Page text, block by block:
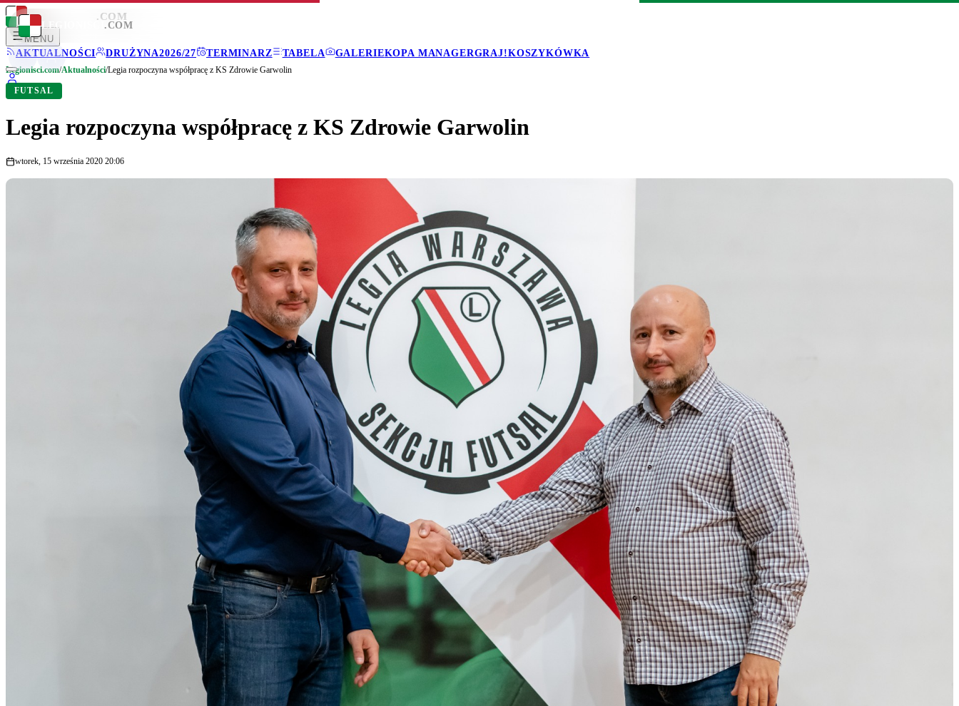
LEGIONISCI .COM
MENU
AKTUALNOŚCI
DRUŻYNA2026/27 TERMINARZ TABELA GALERIEKOPA MANAGERGRAJ!KOSZYKÓWKA
LEGIONISCI .COM
Legionisci.com/Aktualności/Legia rozpoczyna współpracę z KS Zdrowie Garwolin
FUTSAL
Legia rozpoczyna współpracę z KS Zdrowie Garwolin
wtorek, 15 września 2020 20:06